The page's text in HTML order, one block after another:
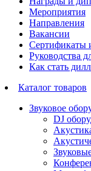
Мероприятия
Направления
Вакансии
Сертификаты
Руководства
Как стать
Каталог товаров
Звуковое
DJ